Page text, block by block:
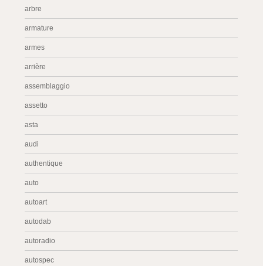
arbre
armature
armes
arrière
assemblaggio
assetto
asta
audi
authentique
auto
autoart
autodab
autoradio
autospec